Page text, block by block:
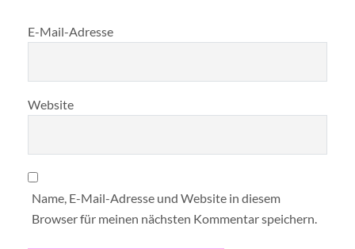
E-Mail-Adresse
Website
Name, E-Mail-Adresse und Website in diesem
Browser für meinen nächsten Kommentar speichern.